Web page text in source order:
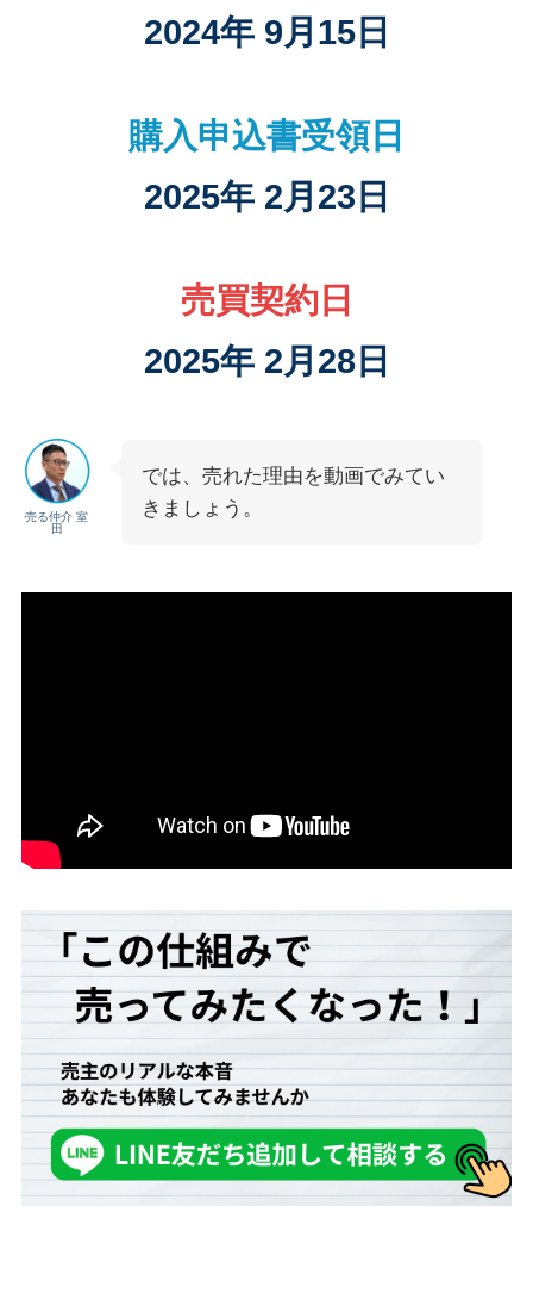
2024年 9月15日
購入申込書受領日
2025年 2月23日
売買契約日
2025年 2月28日
売る仲介 室
田
では、売れた理由を動画でみてい
きましょう。